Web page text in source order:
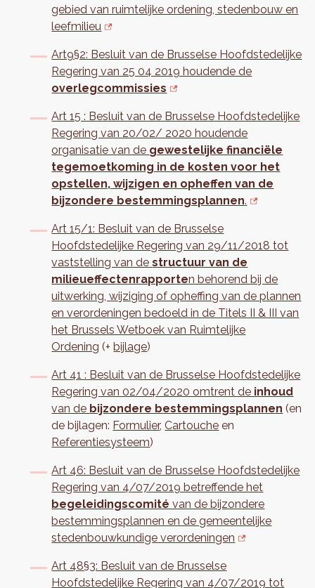
gebied van ruimtelijke ordening, stedenbouw en
leefmilieu
Art9§2: Besluit van de Brusselse Hoofdstedelijke
Regering van 25 04 2019 houdende de
overlegcommissies
Art 15 : Besluit van de Brusselse Hoofdstedelijke
Regering van 20/02/ 2020 houdende
organisatie van de gewestelijke financiële
tegemoetkoming in de kosten voor het
opstellen, wijzigen en opheffen van de
bijzondere bestemmingsplannen.
Art 15/1: Besluit van de Brusselse
Hoofdstedelijke Regering van 29/11/2018 tot
vaststelling van destructuur van de
milieueffectenrapporten behorend bij de
uitwerking, wijziging of opheffing van de plannen
en verordeningen bedoeld in de Titels II & III van
het Brussels Wetboek van Ruimtelijke
Ordening (+bijlage)
Art 41 : Besluit van de Brusselse Hoofdstedelijke
Regering van 02/04/2020 omtrent de inhoud
van de bijzondere bestemmingsplannen (en
de bijlagen: Formulier,Cartouche en
Referentiesysteem)
Art 46: Besluit van de Brusselse Hoofdstedelijke
Regering van 4/07/2019 betreffende het
begeleidingscomité van de bijzondere
bestemmingsplannen en de gemeentelijke
stedenbouwkundige verordeningen
Art 48§3: Besluit van de Brusselse
Hoofdstedelijke Regering van 4/07/2019 tot